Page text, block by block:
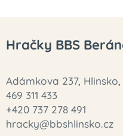
Hračky BBS
Adámkova 237, Hlinsko,
469 311 433
+420 737 278 491
hracky@bbshlinsko.cz